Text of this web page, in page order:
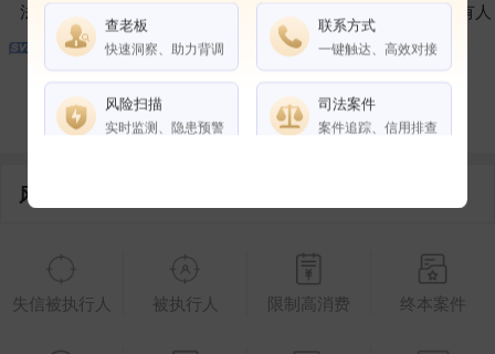
法定代表人 作为受益所有人
控制企业 所属集团 合作伙伴
风险信息
失信被执行人 被执行人 限制高消费 终本案件
查老板
快速洞察、助力背调
联系方式
一键触达、高效对接
风险扫描
实时监测、隐患预警
司法案件
案件追踪、信用排查
权益说明 VIP会员 SVIP会员